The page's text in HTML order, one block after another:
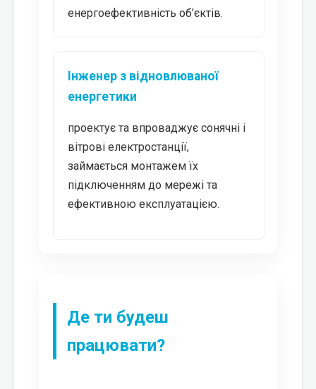
енергоефективність об’єктів.
Інженер з відновлюваної
енергетики
проектує та впроваджує сонячні і
вітрові електростанції,
займається монтажем їх
підключенням до мережі та
ефективною експлуатацією.
Де ти будеш
працювати?